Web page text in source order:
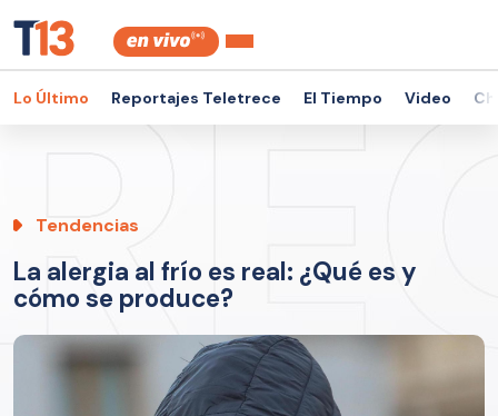
Lo Último Reportajes Teletrece El Tiempo Video
Tendencias
La alergia al frío es real: ¿Qué es y
cómo se produce?